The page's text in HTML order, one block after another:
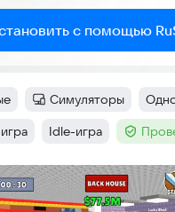
с помощью
Категория:
Симуляторы Тег:
Тег:
Idle-игра Тег :